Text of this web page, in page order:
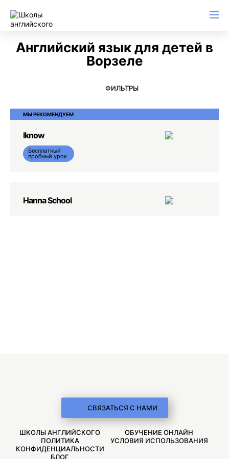
Английский язык для детей в
Ворзеле
ФИЛЬТРЫ
МЫ РЕКОМЕНДУЕМ
Iknow
Бесплатный
пробный урок
Hanna School
СВЯЗАТЬСЯ С НАМИ
ШКОЛЫ АНГЛИЙСКОГО
ОБУЧЕНИЕ ОНЛАЙН
ПОЛИТИКА
КОНФИДЕНЦИАЛЬНОСТИ
УСЛОВИЯ ИСПОЛЬЗОВАНИЯ
БЛОГ